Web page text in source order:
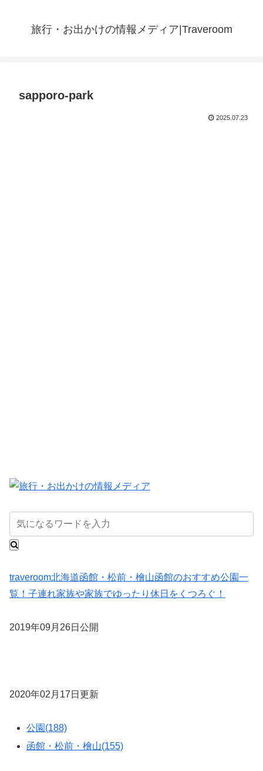
旅行・お出かけの情報メディア|Traveroom
sapporo-park
2025.07.23
traveroom北海道函館・松前・檜山函館のおすすめ公園一
覧！子連れ家族や家族でゆったり休日をくつろぐ！
2019年09月26日公開
2020年02月17日更新
公園(188)
函館・松前・檜山(155)